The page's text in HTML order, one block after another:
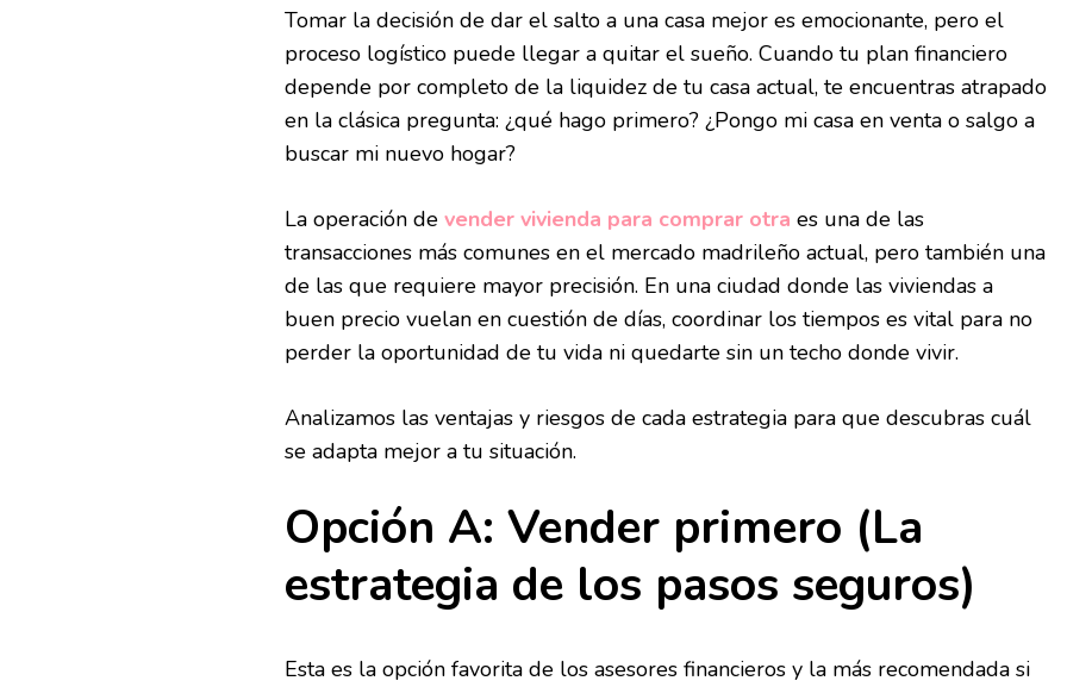
Tomar la decisión de dar el salto a una casa mejor es emocionante, pero el
proceso logístico puede llegar a quitar el sueño. Cuando tu plan financiero
depende por completo de la liquidez de tu casa actual, te encuentras atrapado
en la clásica pregunta: ¿qué hago primero? ¿Pongo mi casa en venta o salgo a
buscar mi nuevo hogar?
La operación de vender vivienda para comprar otra es una de las
transacciones más comunes en el mercado madrileño actual, pero también una
de las que requiere mayor precisión. En una ciudad donde las viviendas a
buen precio vuelan en cuestión de días, coordinar los tiempos es vital para no
perder la oportunidad de tu vida ni quedarte sin un techo donde vivir.
Analizamos las ventajas y riesgos de cada estrategia para que descubras cuál
se adapta mejor a tu situación.
Opción A: Vender primero (La
estrategia de los pasos seguros)
Esta es la opción favorita de los asesores financieros y la más recomendada si